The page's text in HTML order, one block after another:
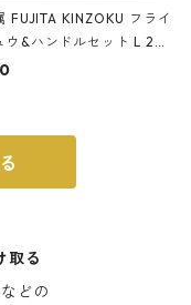
FUJITA KINZOKU フライ
ウ&ハンドルセット L 24c
・IH対応 鉄フライパン
取る
どの